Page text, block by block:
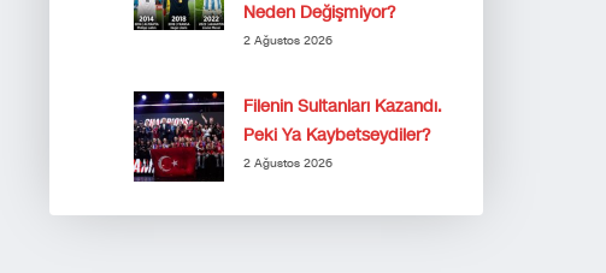
Neden Değişmiyor?
2 Ağustos 2026
Filenin Sultanları Kazandı.
Peki Ya Kaybetseydiler?
2 Ağustos 2026